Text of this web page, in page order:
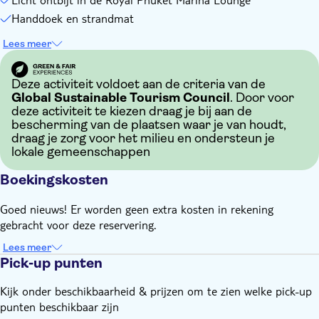
Afhankelijk van de weersomstandigheden
veranderingen onderhevig zijn
Handdoek en strandmat
Lees meer
Deze activiteit voldoet aan de criteria van de
Global Sustainable Tourism Council . Door voor
deze activiteit te kiezen draag je bij aan de
bescherming van de plaatsen waar je van houdt,
draag je zorg voor het milieu en ondersteun je
lokale gemeenschappen
Boekingskosten
Goed nieuws! Er worden geen extra kosten in rekening
gebracht voor deze reservering.
Lees meer
Pick-up punten
Kijk onder beschikbaarheid & prijzen om te zien welke pick-up
punten beschikbaar zijn